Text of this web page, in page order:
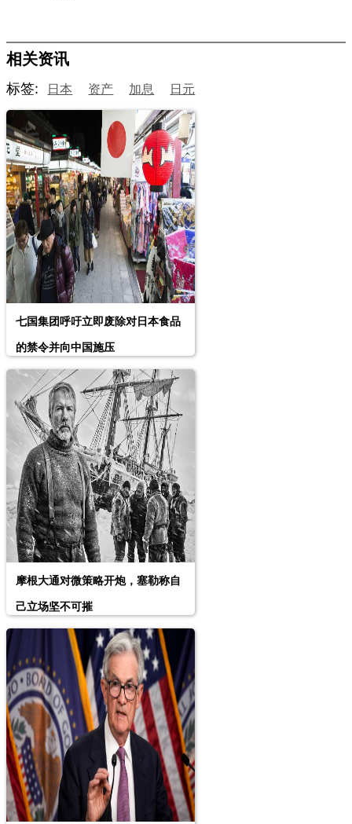
相关资讯
标签: 日本 资产 加息 日元
七国集团呼吁立即废除对日本食品
的禁令并向中国施压
摩根大通对微策略开炮，塞勒称自
己立场坚不可摧